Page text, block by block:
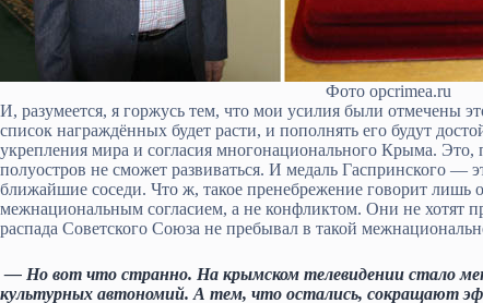
Фото opcrimea.ru
И, разумеется, я горжусь тем, что мои усилия были отмечены
список награждённых будет расти, и пополнять его будут
укрепления мира и согласия многонационального Крыма.
полуостров не сможет развиваться. И медаль Гаспринского —
ближайшие соседи. Что ж, такое пренебрежение говорит
межнациональным согласием, а не конфликтом. Они не хотят
распада Советского Союза не пребывал в такой
— Но вот что странно. На крымском телевидении стало
культурных автономий. А тем, что остались, сокращают